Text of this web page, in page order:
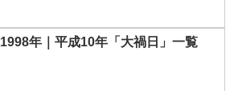
1998年｜平成10年「大禍日」一覧